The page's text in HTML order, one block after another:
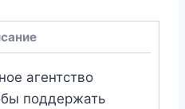
агентство
поддержать